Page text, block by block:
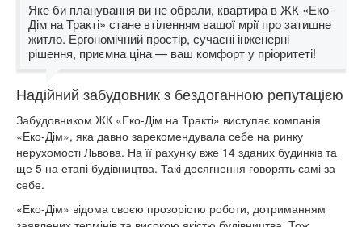
Яке би планування ви не обрали, квартира в ЖК «Еко-
Дім на Тракті» стане втіленням вашої мрії про затишне
житло. Ергономічний простір, сучасні інженерні
рішення, приємна ціна — ваш комфорт у пріоритеті!
Надійний забудовник з бездоганною репутацією
Забудовником ЖК «Еко-Дім на Тракті» виступає компанія
«Еко-Дім», яка давно зарекомендувала себе на ринку
нерухомості Львова. На її рахунку вже 14 зданих будинків та
ще 5 на етапі будівництва. Такі досягнення говорять самі за
себе.
«Еко-Дім» відома своєю прозорістю роботи, дотриманням